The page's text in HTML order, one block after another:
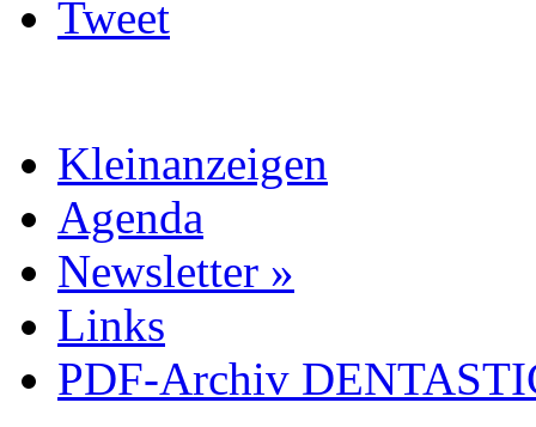
Tweet
Kleinanzeigen
Agenda
Newsletter »
Links
PDF-Archiv